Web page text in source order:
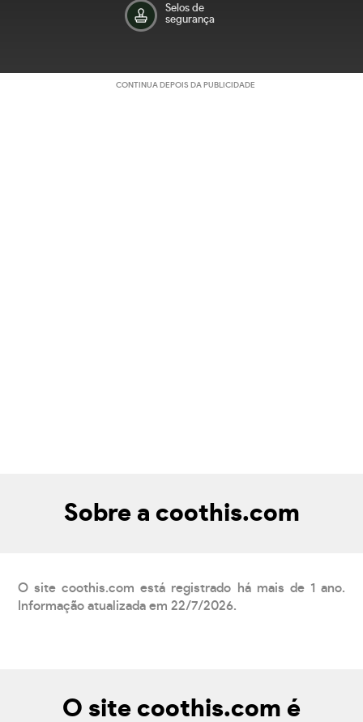
Selos de
segurança
CONTINUA DEPOIS DA PUBLICIDADE
Sobre a coothis.com
O site coothis.com está registrado há mais de 1 ano.
Informação atualizada em 22/7/2026.
O site coothis.com é